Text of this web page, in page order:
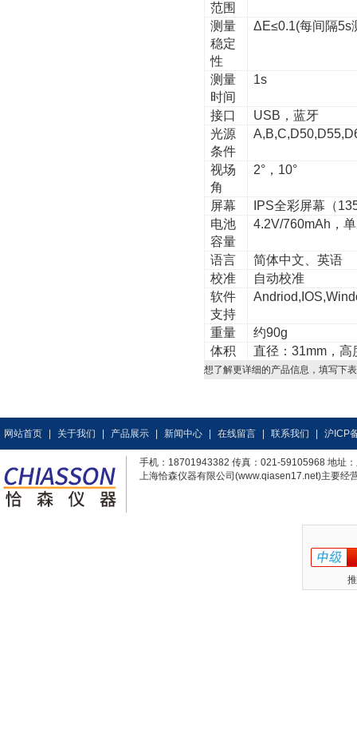
范围
测量
稳定
性
ΔE≤0.1(每间隔5s
测量
时间
1s
接口 USB ，蓝牙
光源
条件
视场
角
2° ， 10°
屏幕 IPS全彩屏幕（
电池
容量
4.2V/760mAh ，
语言
简体中文、英语
校准
自动校准
软件
支持
重量 约90g
体积
直径： 31mm ，
想了解更详细的产品信息，填写下
网站首页 关于我们 产品展示 新闻中心 在线留言 联系我们 沪ICP
手机：18701943382 传真：021-59105968 地址
上海恰森仪器有限公司(www.qiasen17.net)主要经